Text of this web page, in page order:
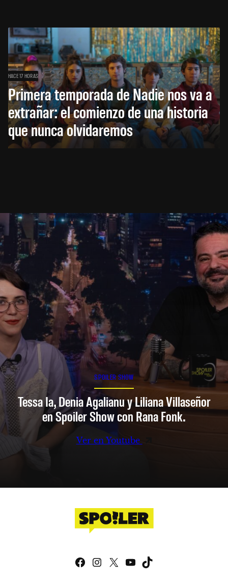
HACE 17 HORAS
Primera temporada de Nadie nos va a
extrañar: el comienzo de una historia
que nunca olvidaremos
SPOILER SHOW
Tessa Ia, Denia Agalianu y Liliana Villaseñor
en Spoiler Show con Rana Fonk.
Ver en Youtube
Facebook
Instagram
X YouTube